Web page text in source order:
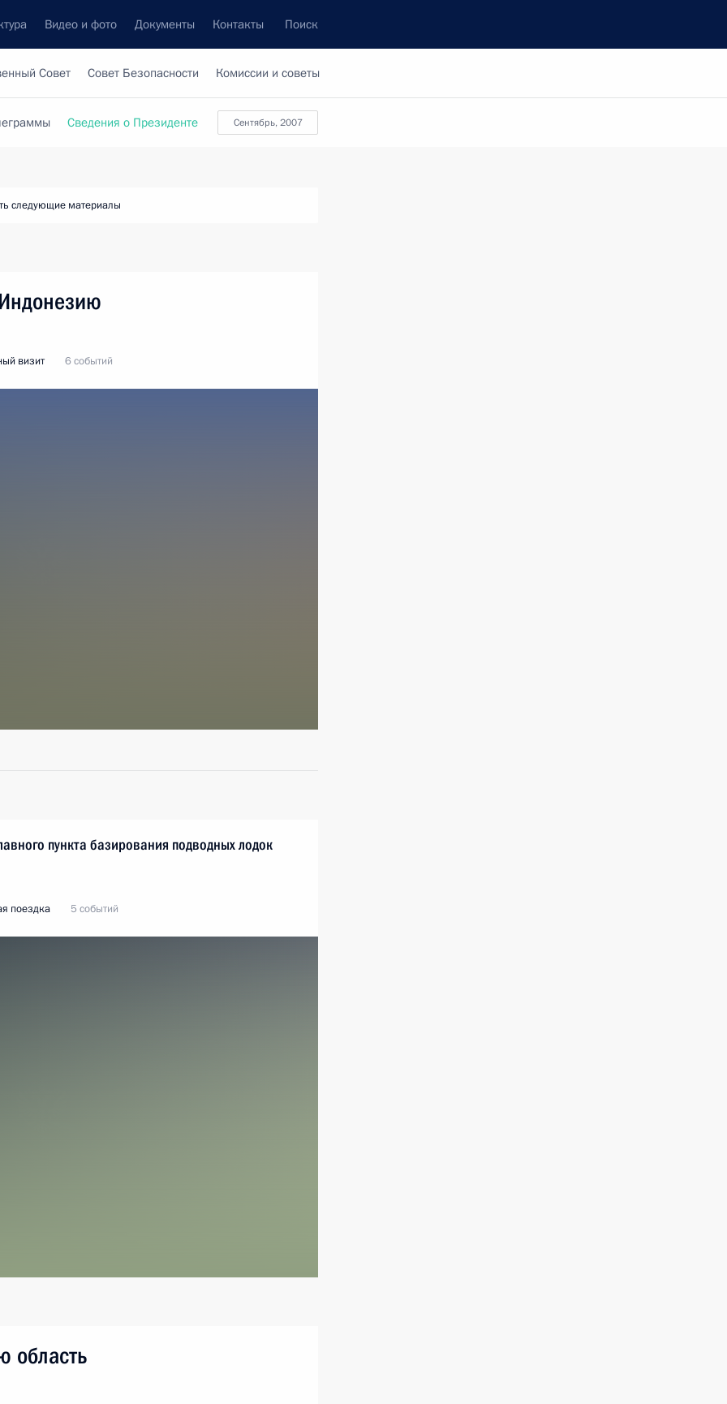
Видео и фото Документы Контакты Поиск
Совет Совет Безопасности Комиссии и советы
сентябрь, 2007
Сведения о Президенте
следующие материалы
визит 6 событий
пункта базирования подводных лодок
поездка 5 событий
область